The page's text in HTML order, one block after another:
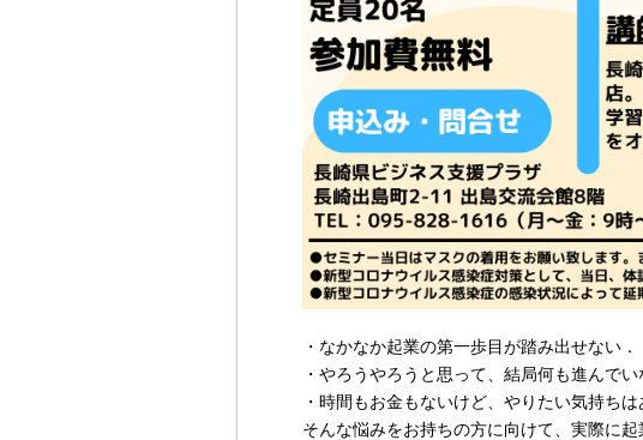
・なかなか起業の第一歩目が踏み出せない．
・やろうやろうと思って、結局何も進んでい
・時間もお金もないけど、やりたい気持ちは
そんな悩みをお持ちの方に向けて、実際に